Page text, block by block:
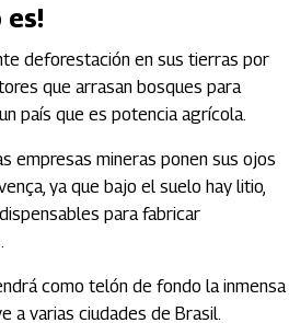
es!
deforestación en sus tierras por
que arrasan bosques para
país que es potencia agrícola.
empresas mineras ponen sus ojos
ya que bajo el suelo hay litio,
para fabricar
como telón de fondo la inmensa
a varias ciudades de Brasil.